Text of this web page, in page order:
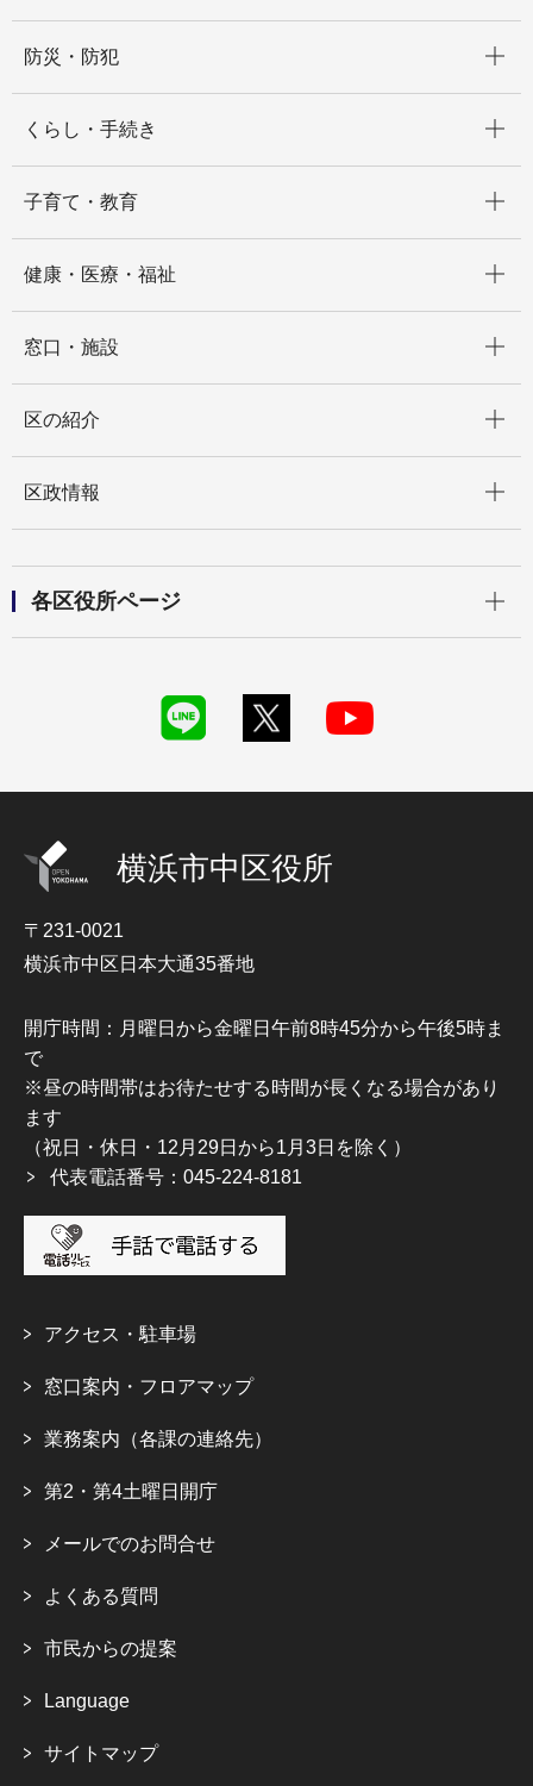
防災・防犯
くらし・手続き
子育て・教育
健康・医療・福祉
窓口・施設
区の紹介
区政情報
各区役所ページ
横浜市中区役所
〒231-0021
横浜市中区日本大通35番地
開庁時間：月曜日から金曜日午前8時45分から午後5時ま
で
※昼の時間帯はお待たせする時間が長くなる場合があり
ます
（祝日・休日・12月29日から1月3日を除く）
代表電話番号：045-224-8181
アクセス・駐車場
窓口案内・フロアマップ
業務案内（各課の連絡先）
第2・第4土曜日開庁
メールでのお問合せ
よくある質問
市民からの提案
Language
サイトマップ